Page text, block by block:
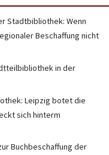
Stadtbibliothek: Wenn
Beschaffung nicht
in der
Leipzig botet die
sich hinterm
Buchbeschaffung der